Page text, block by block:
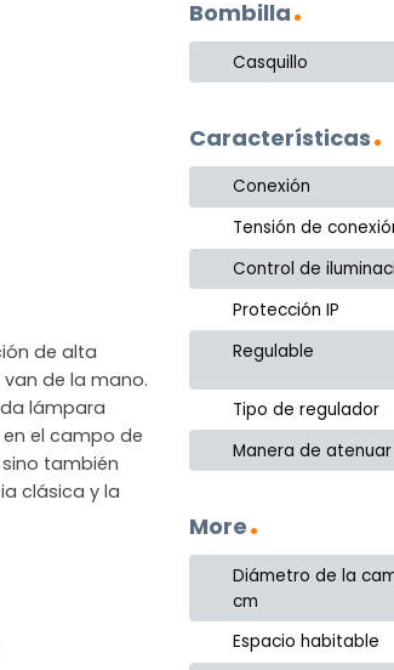
de alta
de la mano.
lámpara
el campo de
también
clásica y la
Bombilla
Casquillo
Características
Conexión
Tensión de
Control de
Protección IP
Regulable
Tipo de regulador
Manera de atenuar
More
Diámetro de la
cm
Espacio habitable